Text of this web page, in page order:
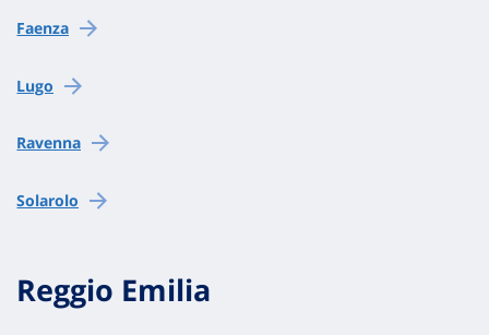
Faenza
Lugo
Ravenna
Solarolo
Reggio Emilia